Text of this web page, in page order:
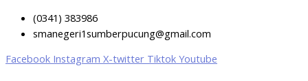
(0341) 383986
smanegeri1sumberpucung@gmail.com
Facebook Instagram X-twitter Tiktok Youtube